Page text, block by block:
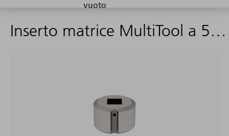
Inserto matrice MultiTool a 5 stazioni (quadro)